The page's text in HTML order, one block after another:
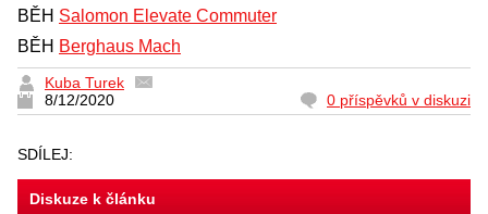
BĚH Salomon Elevate Commuter
BĚH Berghaus Mach
Kuba Turek
8/12/2020
0 příspěvků v diskuzi
SDÍLEJ:
Diskuze k článku